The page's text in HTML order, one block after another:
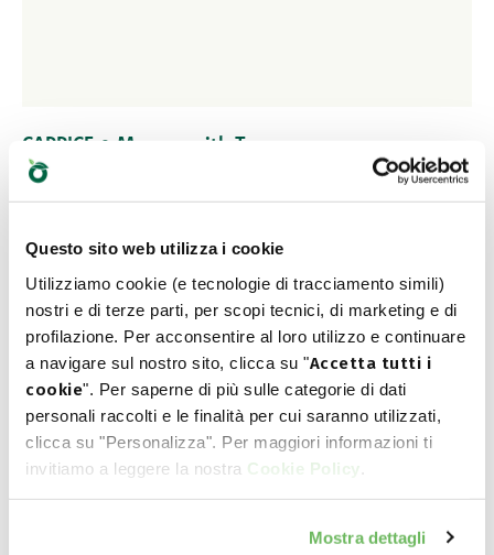
Questo sito web utilizza i cookie
Utilizziamo cookie (e tecnologie di tracciamento simili)
nostri e di terze parti, per scopi tecnici, di marketing e di
profilazione. Per acconsentire al loro utilizzo e continuare
a navigare sul nostro sito, clicca su "Accetta tutti i
cookie". Per saperne di più sulle categorie di dati
personali raccolti e le finalità per cui saranno utilizzati,
clicca su "Personalizza". Per maggiori informazioni ti
invitiamo a leggere la nostra Cookie Policy
Mostra dettagli
CAPRICE • Mousse with Tuna
Πλήρης τροφή για ενήλικες γάτες
Κομμάτια σε σάλτσα
Τέσσερις πλήρεις υγρές τροφές για ενήλικες γάτες με
46% ζωικά συστατικά και σάλτσα με απαλή υφή. Τα
μικρά κομματάκια κρέατος ή ψαριού προσδίδουν
εξαιρετική γεύση που θα ικανοποιήσει ακόμη και τις
πιο απαιτητικές γάτες. Διαθέσιμες σε κονσερβάκια των
85g.